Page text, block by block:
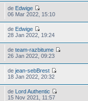
de Edwige
06 Mar 2022, 15:10
de Edwige
28 Jan 2022, 19:24
deteam-razbitume
26 Jan 2022, 09:23
dejean-sebBrest
18 Jan 2022, 20:32
de Lord Authentic
15 Nov 2021, 11:57